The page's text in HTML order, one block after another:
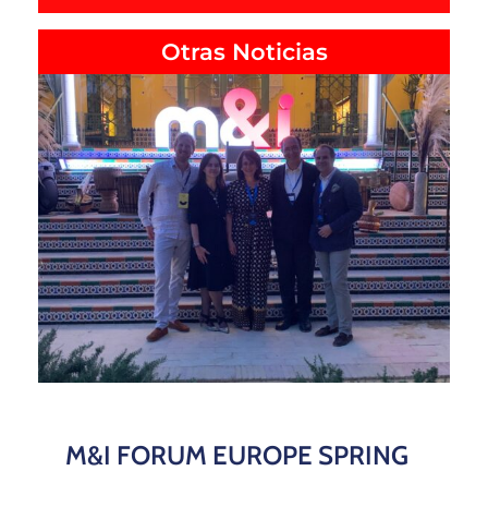
Otras Noticias
M&I FORUM EUROPE SPRING